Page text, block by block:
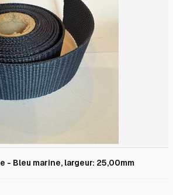
- Bleu marine, largeur: 25,00mm